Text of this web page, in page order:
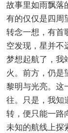
故事里如雨飘落
有的仅仅是四周
转念一想，有首
空发现，星并不
梦想起航了，我
火。前方，仍是
黎明与光亮。这
往。只是，我知
转，便只能一路
未知的航线上探